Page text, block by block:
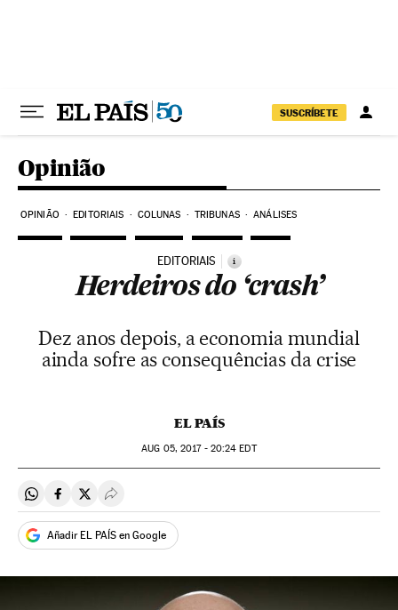
SUSCRÍBETE
Opinião
OPINIÃO EDITORIAIS COLUNAS TRIBUNAS ANÁLISES
EDITORIAIS i
Herdeiros do ‘crash’
Dez anos depois, a economia mundial
ainda sofre as consequências da crise
EL PAÍS
AUG 05, 2017 - 20:24 EDT
Compartir en Whatsapp
Compartir en Facebook
Compartir en Twitter
Desplegar Redes Sociales
Añadir EL PAÍS en Google